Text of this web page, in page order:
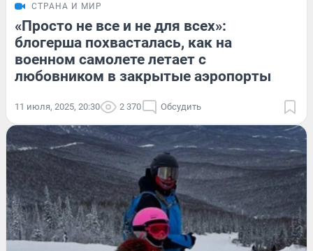
СТРАНА И МИР
«Просто не все и не для всех»:
блогерша похвасталась, как на
военном самолете летает с
любовником в закрытые аэропорты
11 июля, 2025, 20:30 2 370 Обсудить